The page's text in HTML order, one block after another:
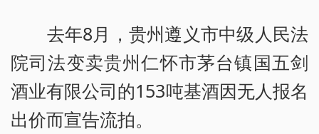
去年8月，贵州遵义市中级人民法
院司法变卖贵州仁怀市茅台镇国五剑
酒业有限公司的153吨基酒因无人报名
出价而宣告流拍。